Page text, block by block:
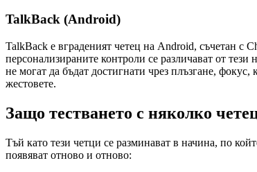
TalkBack (Android)
TalkBack е вграденият четец на Android, съчетан с
персонализираните контроли се различават от
не могат да бъдат достигнати чрез плъзгане,
жестовете.
Защо тестването с няколко
Тъй като тези четци се разминават в начина, по
появяват отново и отново: